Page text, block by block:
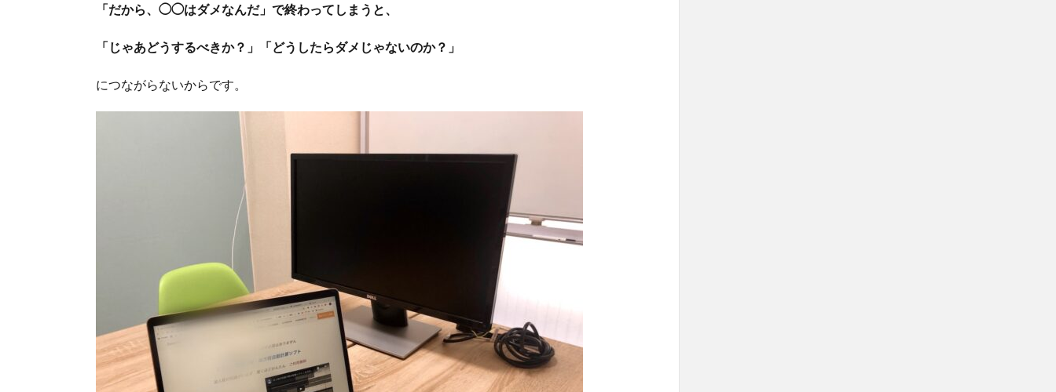
「だから、◯◯はダメなんだ」で終わってしまうと、
「じゃあどうするべきか？」「どうしたらダメじゃないのか？」
につながらないからです。